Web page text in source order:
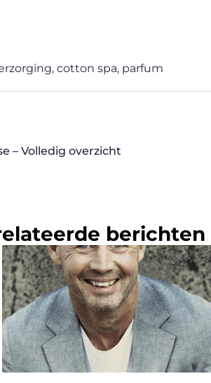
, cotton spa, parfum
– Volledig overzicht
berichten